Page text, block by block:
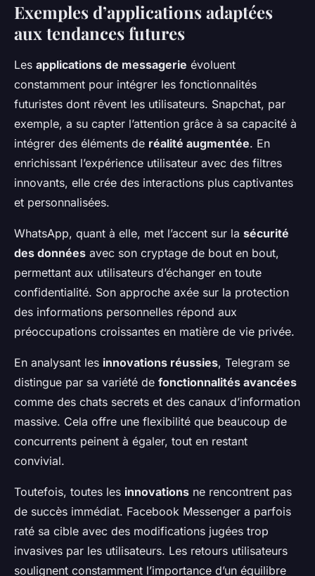
Exemples d’applications adaptées
aux tendances futures
Les applications de messagerie évoluent
constamment pour intégrer les fonctionnalités
futuristes dont rêvent les utilisateurs. Snapchat, par
exemple, a su capter l’attention grâce à sa capacité à
intégrer des éléments de réalité augmentée. En
enrichissant l’expérience utilisateur avec des filtres
innovants, elle crée des interactions plus captivantes
et personnalisées.
WhatsApp, quant à elle, met l’accent sur la sécurité
des données avec son cryptage de bout en bout,
permettant aux utilisateurs d’échanger en toute
confidentialité. Son approche axée sur la protection
des informations personnelles répond aux
préoccupations croissantes en matière de vie privée.
En analysant les innovations réussies, Telegram se
distingue par sa variété de fonctionnalités avancées
comme des chats secrets et des canaux d’information
massive. Cela offre une flexibilité que beaucoup de
concurrents peinent à égaler, tout en restant
convivial.
Toutefois, toutes les innovations ne rencontrent pas
de succès immédiat. Facebook Messenger a parfois
raté sa cible avec des modifications jugées trop
invasives par les utilisateurs. Les retours utilisateurs
soulignent constamment l’importance d’un équilibre